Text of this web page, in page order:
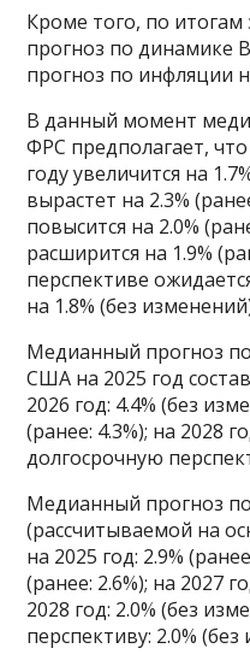
Кроме того, по
прогноз по динамике
прогноз по инфляции
В данный момент
ФРС предполагает,
году увеличится на
вырастет на 2.3%
повысится на 2.0%
расширится на 1.9%
перспективе
на 1.8% (без
Медианный прогноз
США на 2025 год
2026 год: 4.4% (без
(ранее: 4.3%); на 2028
долгосрочную
Медианный прогноз
(рассчитываемой на
на 2025 год: 2.9%
(ранее: 2.6%); на 2027
2028 год: 2.0% (без
перспективу: 2.0%